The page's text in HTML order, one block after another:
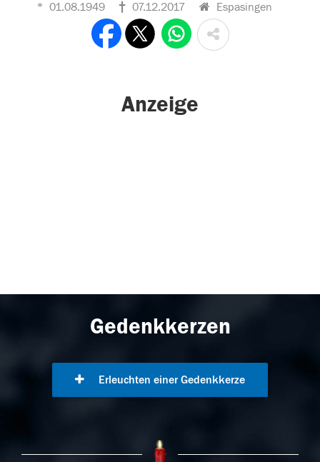
01.08.1949 07.12.2017 Espasingen
Anzeige
Gedenkkerzen
Erleuchten einer Gedenkkerze